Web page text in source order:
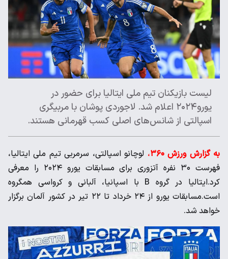
لیست بازیکنان تیم ملی ایتالیا برای حضور در
یورو۲۰۲۴ اعلام شد. لاجوردی پوشان با مربیگری
اسپالتی از شانس‌های اصلی کسب قهرمانی هستند.
به گزارش ورزش ۳۶۰ ، لوچانو اسپالتی، سرمربی تیم ملی ایتالیا،
فهرست ۳۰ نفره آتزوری برای مسابقات یورو ۲۰۲۴ را معرفی
کرد.ایتالیا در گروه B با اسپانیا، آلبانی و کرواسی همگروه
است.مسابقات یورو از ۲۴ خرداد تا ۲۲ تیر در کشور آلمان برگزار
خواهد شد.